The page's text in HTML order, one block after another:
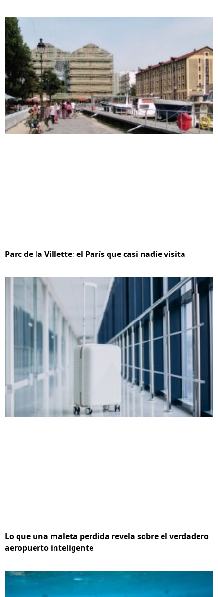
Parc de la Villette: el París que casi nadie visita
Lo que una maleta perdida revela sobre el verdadero
aeropuerto inteligente